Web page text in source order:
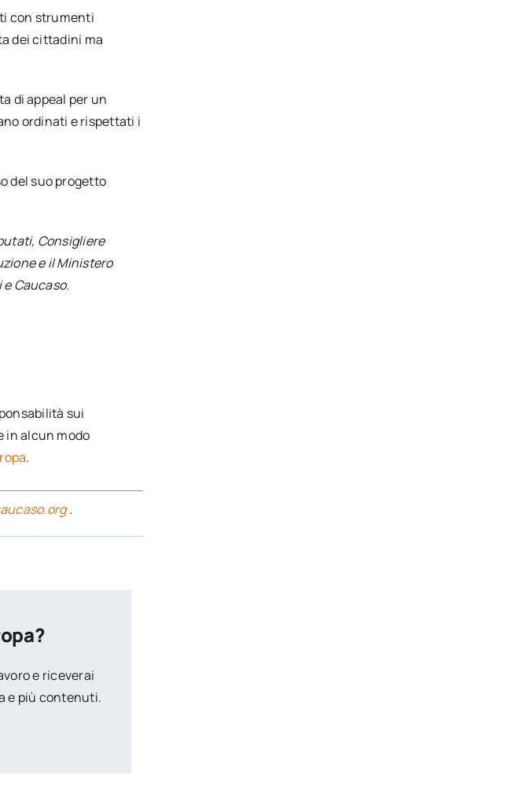
con strumenti
dei cittadini ma
di appeal per un
ordinati e rispettati i
del suo progetto
Consigliere
e il Ministero
Caucaso.
sui
in alcun modo
.
.
e riceverai
e più contenuti.